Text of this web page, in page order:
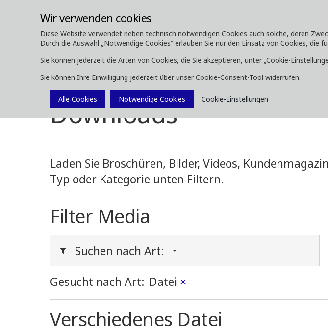
Wir verwenden cookies
Diese Website verwendet neben technisch notwendigen Cookies auch solche, deren
Durch die Auswahl „Notwendige Cookies“ erlauben Sie nur den Einsatz von Cookies, die
Sie können jederzeit die Arten von Cookies, die Sie akzeptieren, unter „Cookie-
Sie können Ihre Einwilligung jederzeit über unser Cookie-Consent-Tool widerrufen.
Alle Cookies Notwendige Cookies Cookie-Einstellungen
Downloads
Downloads
Laden Sie Broschüren, Bilder, Videos,
Typ oder Kategorie unten Filtern.
Filter Media
Suchen nach Art:
Gesucht nach Art: Datei ×
Verschiedenes Datei